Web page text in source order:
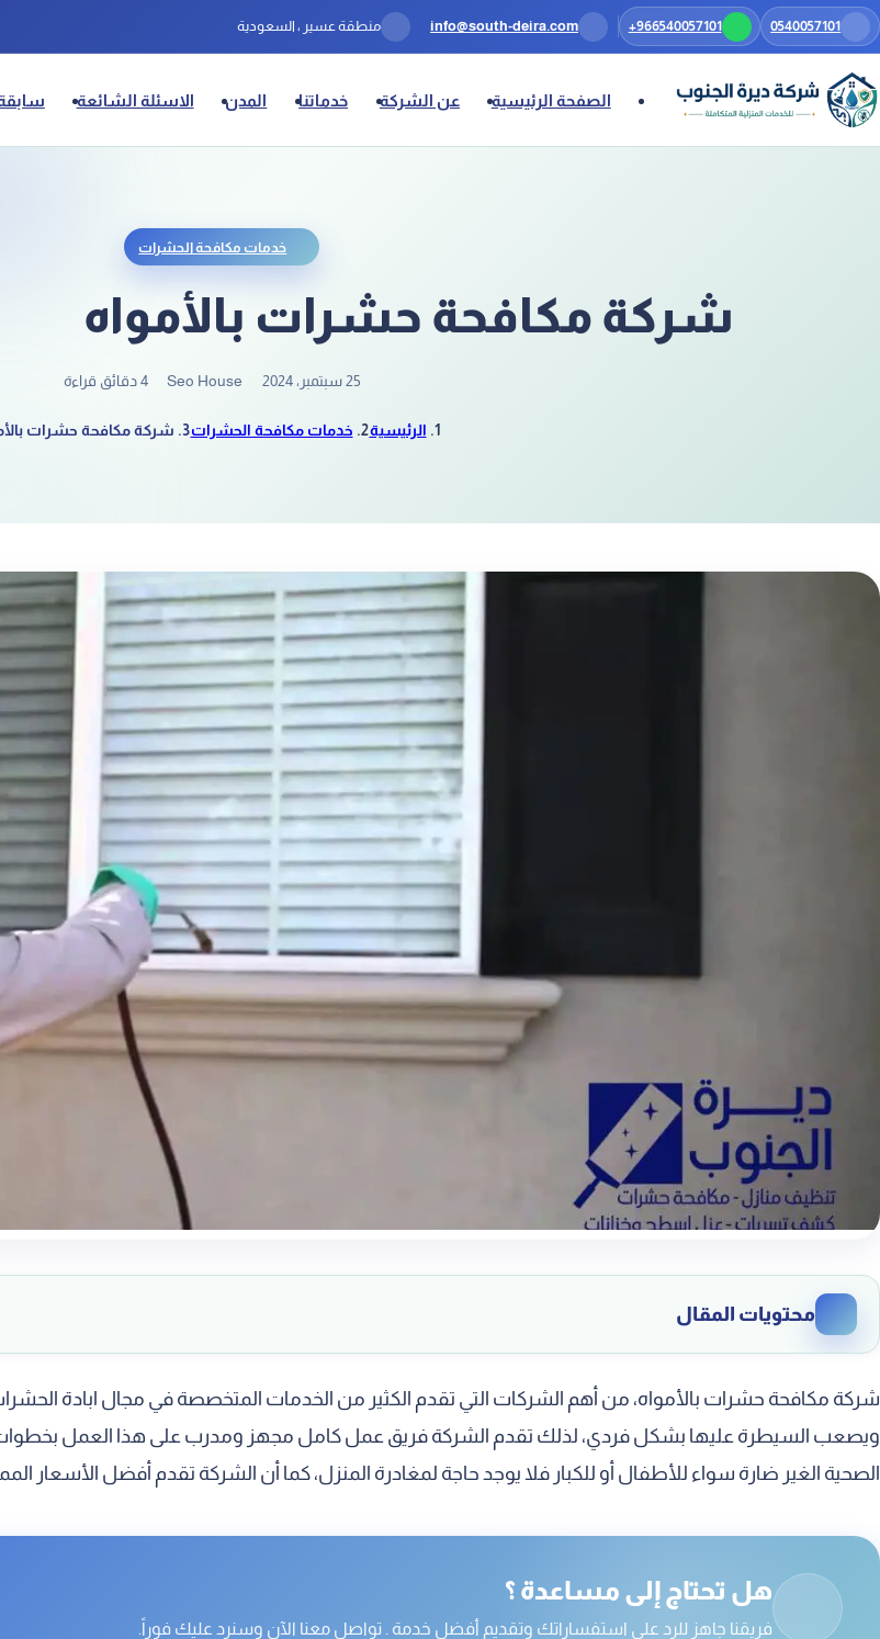
تخطَّ إلى المحتوى
0540057101
+966540057101
info@south-deira.com منطقة عسير ، السعودية
الصفحة الرئيسية عن الشركة خدماتنا المدن الاسئلة الشائعة
خدمات مكافحة الحشرات
شركة مكافحة حشرات بالأمواه
25 سبتمبر، 2024 Seo House 4 دقائق قراءة
الرئيسية خدمات مكافحة الحشرات شركة مكافحة حشرات
محتويات المقال
شركة رش مبيدات بالأمواه
شركة لرش المنازل من الحشرات بالأمواه
شركة رش صراصير بالأمواه
شركة مكافحة حشرات بالأمواه، من أهم الشركات التي تقدم الكثير من الخدمات المتخصصة في مجال ابادة
ويصعب السيطرة عليها بشكل فردي، لذلك تقدم الشركة فريق عمل كامل مجهز ومدرب على هذا العمل بخطوات
الصحية الغير ضارة سواء للأطفال أو للكبار فلا يوجد حاجة لمغادرة المنزل، كما أن الشركة تقدم أفضل الأسعار
هل تحتاج إلى مساعدة ؟
فريقنا جاهز للرد على استفساراتك وتقديم أفضل خدمة . تواصل معنا الآن وسنرد عليك فوراً.